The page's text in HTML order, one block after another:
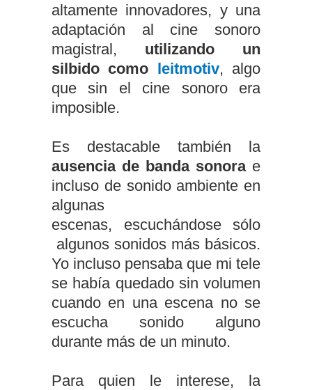
altamente innovadores, y una
adaptación al cine sonoro
magistral, utilizando un
silbido como leitmotiv, algo
que sin el cine sonoro era
imposible.
Es destacable también la
ausencia de banda sonorae
incluso de sonido ambiente en
algunas
escenas, escuchándose sólo
algunos sonidos más básicos.
Yo incluso pensaba que mi tele
se había quedado sin volumen
cuando en una escena no se
escucha sonido alguno
durante más de un minuto.
Para quien le interese, la